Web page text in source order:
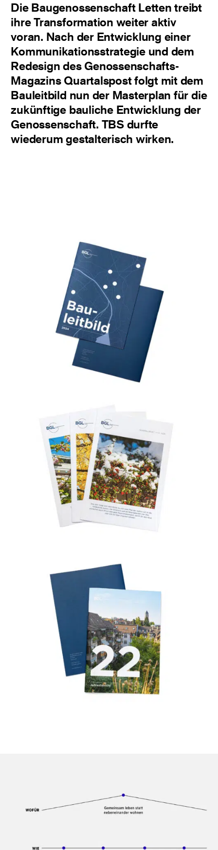
Die Baugenossenschaft Letten treibt
ihre Transformation weiter aktiv
voran. Nach der Entwicklung einer
Kommunikationsstrategie und dem
Redesign des Genossenschafts-
Magazins Quartalspost folgt mit dem
Bauleitbild nun der Masterplan für die
zukünftige bauliche Entwicklung der
Genossenschaft. TBS durfte
wiederum gestalterisch wirken.